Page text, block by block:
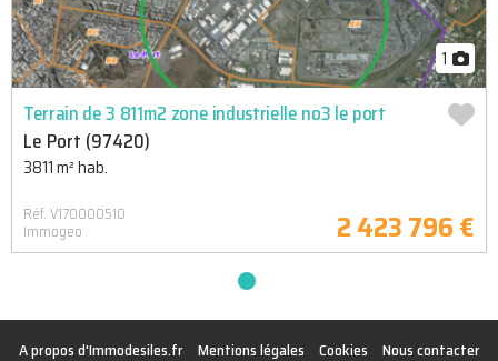
1
Terrain de 3 811m2 zone industrielle no3 le port
Le Port (97420)
3811 m² hab.
Réf. V170000510
Immogeo 2 423 796 €
A propos d'Immodesiles.fr Mentions légales Cookies Nous contacter